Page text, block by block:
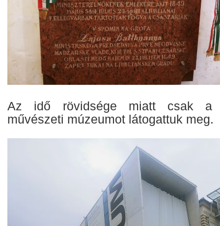
Az idő rövidsége miatt csak a
művészeti múzeumot látogattuk meg.